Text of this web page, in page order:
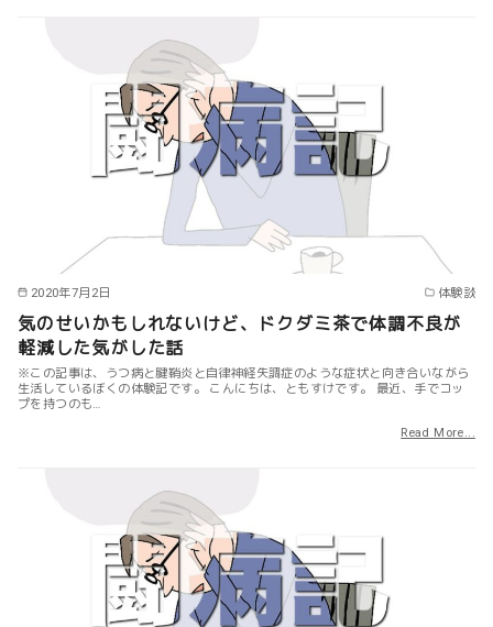
2020年7月2日 体験談
気のせいかもしれないけど、ドクダミ茶で体調不良が
軽減した気がした話
※この記事は、うつ病と腱鞘炎と自律神経失調症のような症状と向き合いながら
生活しているぼくの体験記です。 こんにちは、ともすけです。 最近、手でコッ
プを持つのも…
Read More...